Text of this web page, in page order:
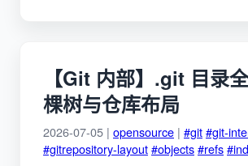
【Git 内部】.git 目录
棵树与仓库布局
2026-07-05 | opensource | #git#git-
#gitrepository-layout#objects#refs